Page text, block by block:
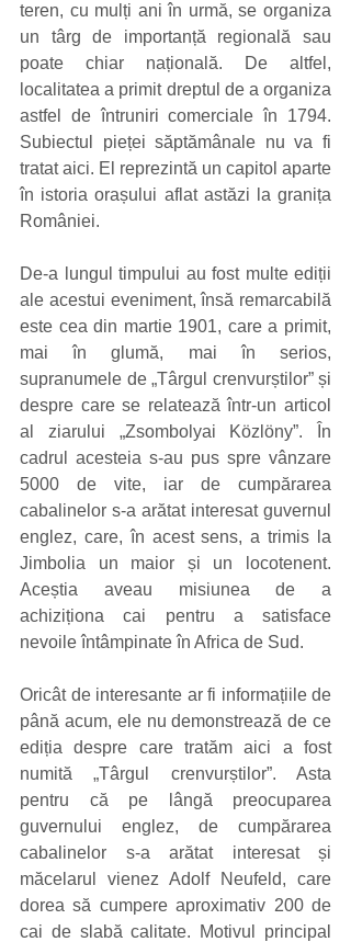
teren, cu mulți ani în urmă, se organiza
un târg de importanță regională sau
poate chiar națională. De altfel,
localitatea a primit dreptul de a organiza
astfel de întruniri comerciale în 1794.
Subiectul pieței săptămânale nu va fi
tratat aici. El reprezintă un capitol aparte
în istoria orașului aflat astăzi la granița
României.
De-a lungul timpului au fost multe ediții
ale acestui eveniment, însă remarcabilă
este cea din martie 1901, care a primit,
mai în glumă, mai în serios,
supranumele de „Târgul crenvurștilor” și
despre care se relatează într-un articol
al ziarului „Zsombolyai Közlöny”. În
cadrul acesteia s-au pus spre vânzare
5000 de vite, iar de cumpărarea
cabalinelor s-a arătat interesat guvernul
englez, care, în acest sens, a trimis la
Jimbolia un maior și un locotenent.
Aceștia aveau misiunea de a
achiziționa cai pentru a satisface
nevoile întâmpinate în Africa de Sud.
Oricât de interesante ar fi informațiile de
până acum, ele nu demonstrează de ce
ediția despre care tratăm aici a fost
numită „Târgul crenvurștilor”. Asta
pentru că pe lângă preocuparea
guvernului englez, de cumpărarea
cabalinelor s-a arătat interesat și
măcelarul vienez Adolf Neufeld, care
dorea să cumpere aproximativ 200 de
cai de slabă calitate. Motivul principal